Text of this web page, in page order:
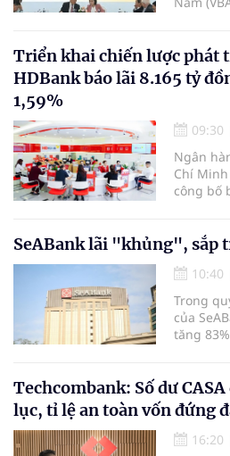
đối với
ra các
động
hài hòa
nước,
tiêu
Triển khai chiến lược phát
HDBank báo lãi 8.165 tỷ
1,59%
09:30
Ngân
Chí Minh
công bố
tăng
tiêu
tiếp tục
định
lược
SeABank lãi "khủng", sắp
10:40
Trong
của
tăng
61%.
cũng
đông tỷ
Techcombank: Số dư
lục, tỉ lệ an toàn vốn đứng
16:20